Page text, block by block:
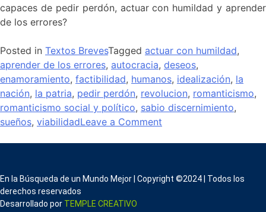
capaces de pedir perdón, actuar con humildad y aprender
de los errores?
Posted in Textos BrevesTagged actuar con humildad,
aprender de los errores, autocracia, deseos,
enamoramiento, factibilidad, humanos, idealización, la
nación, la patria, pedir perdón, revolucion, romanticismo,
romanticismo social y político, sabio discernimiento,
sueños, viabilidadLeave a Comment
En la Búsqueda de un Mundo Mejor | Copyright ©2024 | Todos los
derechos reservados
Desarrollado por TEMPLE CREATIVO